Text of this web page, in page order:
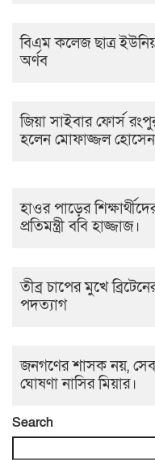
বিএম কলেজ ছাত্র
অর্ণব
জিয়া সাইবার ফোর্স
হলেন মোফাজ্জল হোসেন
হাওর পাড়ের
প্রতিমন্ত্রী ববি হাজ্জাজ।
তীব্র চাপের মুখে
পদত্যাগ
জনগণের শাসক নয়, সেবক
ঘোষণা নাসির মিয়ার।
Search